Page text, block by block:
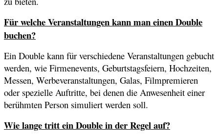
Für welche Veranstaltungen kann man einen Double
buchen?
Ein Double kann für verschiedene Veranstaltungen gebucht
werden, wie Firmenevents, Geburtstagsfeiern, Hochzeiten,
Messen, Werbeveranstaltungen, Galas, Filmpremieren
oder spezielle Auftritte, bei denen die Anwesenheit einer
berühmten Person simuliert werden soll.
Wie lange tritt ein Double in der Regel auf?